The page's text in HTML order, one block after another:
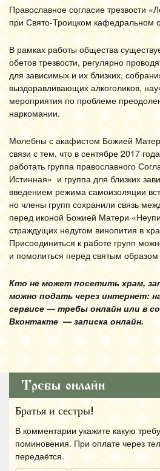
Православное согласие трезвости
при Свято-Троицком кафедральном
В рамках работы общества
обетов трезвости, регулярно
для зависимых и их близких,
выздоравливающих алкоголиков,
мероприятия по проблеме
наркомании.
Молебны с акафистом Божией
связи с тем, что в сентябре 2017
работать группа православного
Истинная» и группа для близких
введением режима самоизоляции
но члены групп сохранили связь
перед иконой Божией Матери
страждущих недугом винопития в
Присоединиться к работе групп
и помолиться перед святым
Кто не может посетить храм,
можно подать через интернет:
сервисе — требы онлайн или в
Вконтакте — записка онлайн.
Требы онлайн
Братья и сестры!
В комментарии укажите какую
поминовения. При оплате через
передаётся.